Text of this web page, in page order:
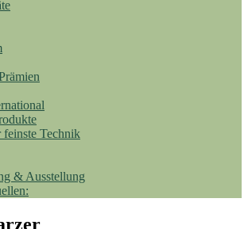
Technik
& Ausstellung